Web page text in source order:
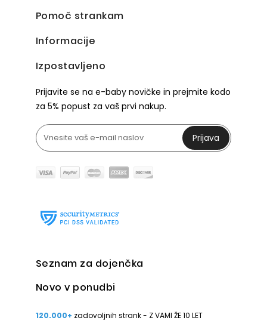
Pomoč strankam
Informacije
Izpostavljeno
Prijavite se na e-baby novičke in prejmite kodo
za 5% popust za vaš prvi nakup.
Prijava
Seznam za dojenčka
Novo v ponudbi
120.000+ zadovoljnih strank - Z VAMI ŽE 10 LET